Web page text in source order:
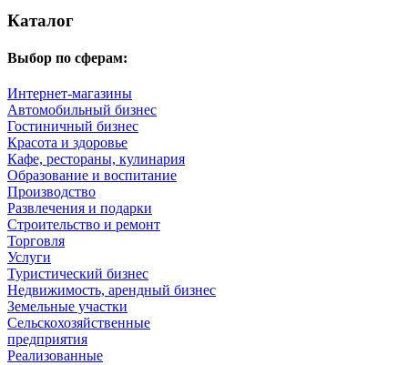
Каталог
Выбор по сферам:
Интернет-магазины
Автомобильный бизнес
Гостиничный бизнес
Красота и здоровье
Кафе, рестораны, кулинария
Образование и воспитание
Производство
Развлечения и подарки
Строительство и ремонт
Торговля
Услуги
Туристический бизнес
Недвижимость, арендный бизнес
Земельные участки
Сельскохозяйственные
предприятия
Реализованные